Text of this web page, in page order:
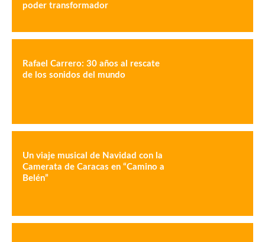
poder transformador
Rafael Carrero: 30 años al rescate
de los sonidos del mundo
Un viaje musical de Navidad con la
Camerata de Caracas en “Camino a
Belén”